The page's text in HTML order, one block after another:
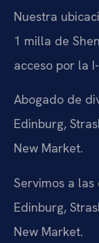
Nuestra
1 milla de
acceso por la
Abogado de
Edinburg,
New Market.
Servimos a
Edinburg,
New Market.